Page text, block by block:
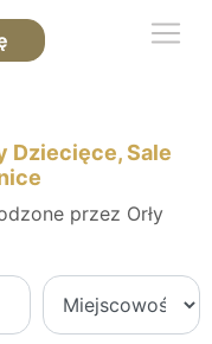
Dziecięce, Sale
przez Orły